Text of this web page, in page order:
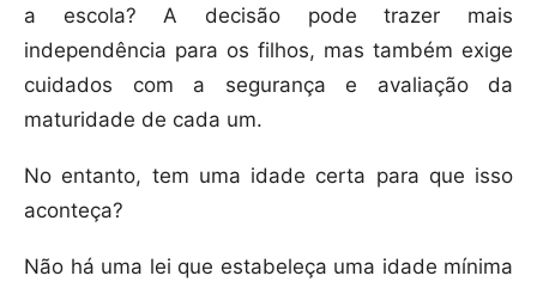
a escola? A decisão pode trazer mais
independência para os filhos, mas também exige
cuidados com a segurança e avaliação da
maturidade de cada um.
No entanto, tem uma idade certa para que isso
aconteça?
Não há uma lei que estabeleça uma idade mínima